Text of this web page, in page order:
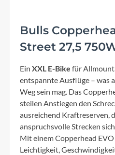
Bulls
Street 27,5
Ein XXL E-Bike für
entspannte Ausflüge – was
Weg sein mag. Das
steilen Anstiegen den
ausreichend Kraftreserven,
anspruchsvolle Strecken
Mit einem Copperhead
Leichtigkeit,